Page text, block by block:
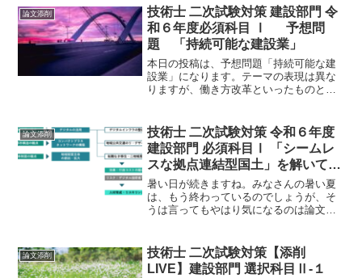
添削LIVEは、最終回を迎えます。投稿に
ご協力いただいた...
論文添削
技術士 二次試験対策 建設部門 令
和６年度必須科目 Ⅰ 予想問
題 「持続可能な建設業」
本日の投稿は、予想問題「持続可能な建
設業」になります。テーマの表現は異な
りますが、働き方改革といったものと類
す。これらが出題されなかったら、出題
者のセンスが疑われるレベルです。
論文添削
技術士 二次試験対策 令和６年度
建設部門 必須科目Ⅰ 「シームレ
スな拠点連結型国土」を解いてみ
た！
暑い日が続きますね。みなさんの暑い夏
は、もう終わっているのでしょうが、そ
うは言ってもやはり気になるのは論文の
「シームレスな拠点連結型国土」を解い
てみました！
論文添削
技術士 二次試験対策【添削
LIVE】建設部門 選択科目Ⅱ-１